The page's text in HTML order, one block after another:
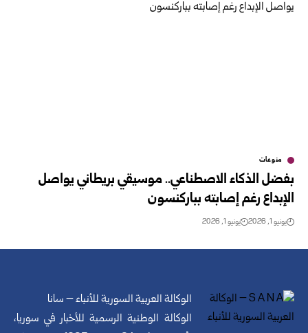
منوعات
بفضل الذكاء الاصطناعي.. موسيقي بريطاني يواصل
الإبداع رغم إصابته بباركنسون
يونيو 1, 2026 يونيو 1, 2026
الوكالة العربية السورية للأنباء – سانا
الوكالة الوطنية الرسمية للأخبار في سوريا،